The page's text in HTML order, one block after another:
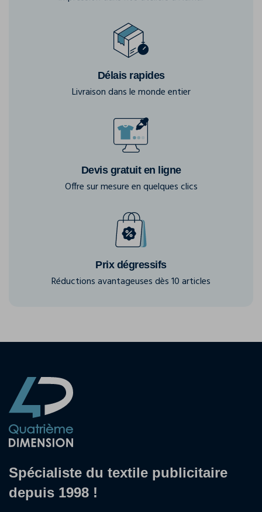
Délais rapides
Livraison dans le monde entier
Devis gratuit en ligne
Offre sur mesure en quelques clics
Prix dégressifs
Réductions avantageuses dès 10 articles
Spécialiste du textile publicitaire
depuis 1998 !